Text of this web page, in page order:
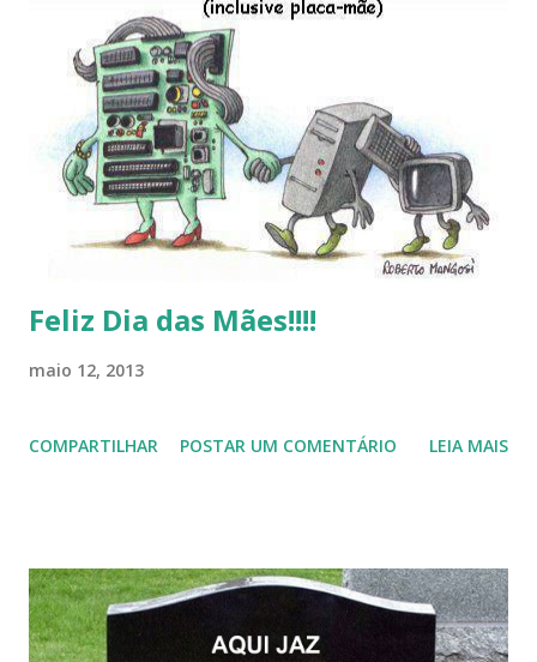
Linux (como sempre), o lançamento do Windows 8 e a sua
baixa taxa de adesão pelos usuários, entre out ros. Gostaria
de desejar a todos Boas Festas e que em 2013 possamos
estar juntos novamente. Feliz Natal!!!! F eli z 2013 a todos!!!
Feliz Dia das Mães!!!!
maio 12, 2013
COMPARTILHAR POSTAR UM COMENTÁRIO LEIA MAIS